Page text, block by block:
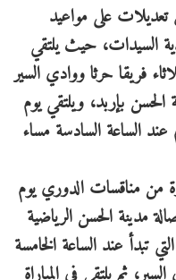
على مواعيد
السيدات، حيث يلتقي
فريقا حرثا ووادي السير
الحسن بإربد، ويلتقي يوم
الساعة السادسة مساء
من مناقسات الدوري يوم
في صالة مدينة الحسن الرياضية
تبدأ عند الساعة الخامسة